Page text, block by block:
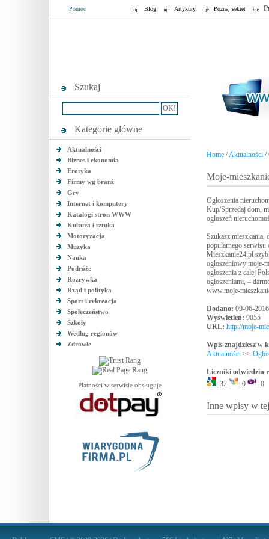
Pomoc Poznaj sekret
Artykuły
Blog
Szukaj
Kategorie główne
Aktualności
Biznes i ekonomia
Erotyka
Firmy wg branż
Gry
Internet i komputery
Katalogi stron WWW
Kultura i sztuka
Motoryzacja
Muzyka
Nauka
Podróże
Rozrywka
Rząd i polityka
Sport i rekreacja
Społeczeństwo
Szkoły
Według regionów
Zdrowie
Płatności w serwisie obsługuje
Home /Aktualności /
Moje-
Ogłoszenia
Kup/Sprzedaj dom,
ogłoszeń
Szukasz mieszkania,
popularnego serwisu
Mieszkanie24.pl
ogłoszeniowy moje-
ogłoszenia z całej
ogłoszeniami, –
www.moje-
Dodano: 09-06-
Wyświetleń: 9055
URL: http://moje-
Wpis znajdziesz w
Aktualności >>
Liczniki odwiedzin
: 32
: 0 : 0
Inne wpisy w